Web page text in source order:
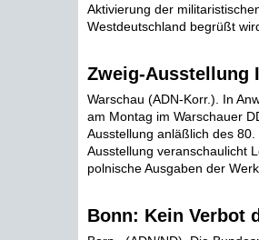
Aktivierung der
Westdeutschland begrüßt wird
Zweig-Ausstellung
Warschau (ADN-Korr.). In
am Montag im Warschauer
Ausstellung anläßlich des
Ausstellung veranschaulicht
polnische Ausgaben der
Bonn: Kein Verbot